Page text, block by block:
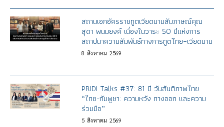
สถานเอกอัครราชทูตเวียดนามสัมภาษณ์คุณ
สุดา พนมยงค์ เนื่องในวาระ 50 ปีแห่งการ
สถาปนาความสัมพันธ์ทางการทูตไทย–เวียดนาม
8 สิงหาคม 2569
PRIDI Talks #37: 81 ปี วันสันติภาพไทย
“ไทย-กัมพูชา: ความหวัง ทางออก และความ
ร่วมมือ”
5 สิงหาคม 2569